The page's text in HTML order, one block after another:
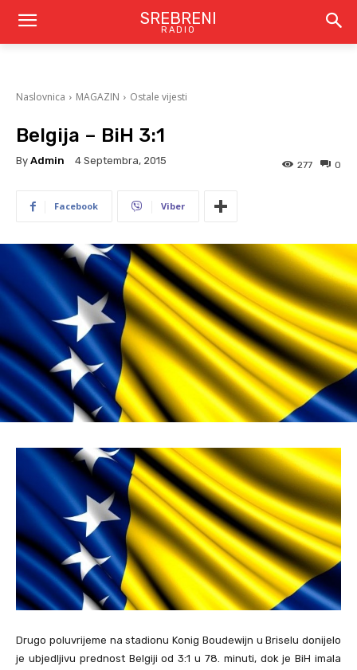
SREBRENI
RADIO
Naslovnica MAGAZIN Ostale vijesti
Belgija – BiH 3:1
By Admin 4 Septembra, 2015 0
277
Facebook Viber
Drugo poluvrijeme na stadionu Konig Boudewijn u Briselu donijelo
je ubjedljivu prednost Belgiji od 3:1 u 78. minuti, dok je BiH imala